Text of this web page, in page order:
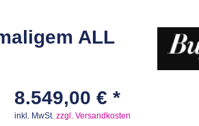
ALL
8.549,00 € *
inkl. MwSt.zzgl. Versandkosten